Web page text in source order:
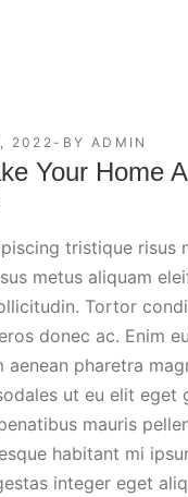
2022 BY ADMIN
Your Home A
tristique risus
metus aliquam
Tortor
donec ac. Enim
aenean pharetra
ut eu elit eget
mauris
habitant mi
integer eget